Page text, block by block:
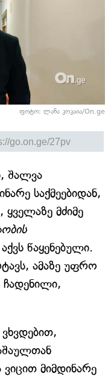
ფოტო: ლანა კოკაია/On.ge
შალვა
საქმეებიდან,
ყველაზე მძიმე
წაყენებული.
ამაზე უფრო
ჩადენილი,
ვიცით მიმდინარე